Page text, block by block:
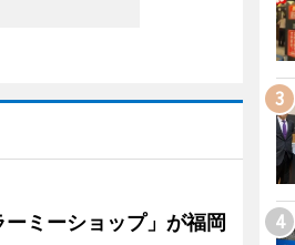
ミーショップ」が福岡